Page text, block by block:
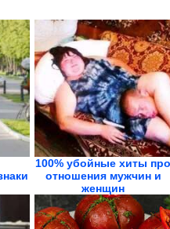
100% убойные хиты про
отношения мужчин и
женщин